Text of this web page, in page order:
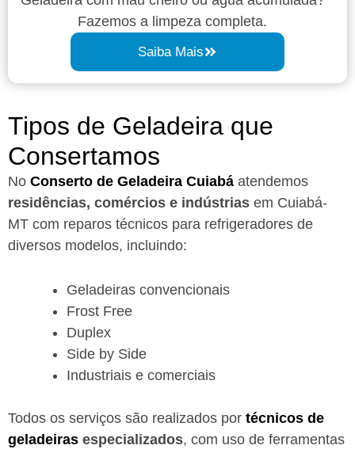
Fazemos a limpeza completa.
Saiba Mais
Tipos de Geladeira que
Consertamos
No Conserto de Geladeira Cuiabá atendemos
residências, comércios e indústrias em Cuiabá-
MT com reparos técnicos para refrigeradores de
diversos modelos, incluindo:
Geladeiras convencionais
Frost Free
Duplex
Side by Side
Industriais e comerciais
Todos os serviços são realizados por técnicos de
geladeiras especializados, com uso de ferramentas